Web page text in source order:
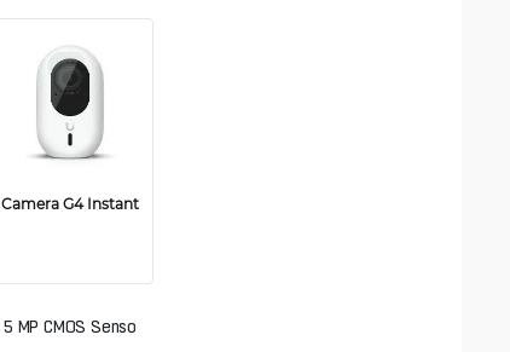
Camera G4 Instant
5 MP CMOS Senso